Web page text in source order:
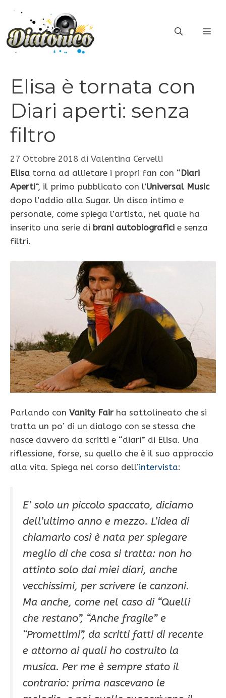
contenuto
Elisa è tornata con
Diari aperti: senza
filtro
27 Ottobre 2018 di Valentina Cervelli
Elisa torna ad allietare i propri fan con “Diari
Aperti“, il primo pubblicato con l’Universal Music
dopo l’addio alla Sugar. Un disco intimo e
personale, come spiega l’artista, nel quale ha
inserito una serie di brani autobiografici e senza
filtri.
Parlando con Vanity Fair ha sottolineato che si
tratta un po’ di un dialogo con se stessa che
nasce davvero da scritti e “diari” di Elisa. Una
riflessione, forse, su quello che è il suo approccio
alla vita. Spiega nel corso dell’intervista:
E’ solo un piccolo spaccato, diciamo
dell’ultimo anno e mezzo. L’idea di
chiamarlo così è nata per spiegare
meglio di che cosa si tratta: non ho
attinto solo dai miei diari, anche
vecchissimi, per scrivere le canzoni.
Ma anche, come nel caso di “Quelli
che restano”, “Anche fragile” e
“Promettimi”, da scritti fatti di recente
e attorno ai quali ho costruito la
musica. Per me è sempre stato il
contrario: prima nascevano le